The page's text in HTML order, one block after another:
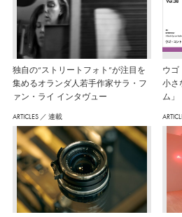
独自の“ストリートフォト”が注目を
集めるオランダ人若手作家サラ・フ
ァン・ライ インタヴュー
ウゴ
小さ
ム」
ARTICLES ／ 連載